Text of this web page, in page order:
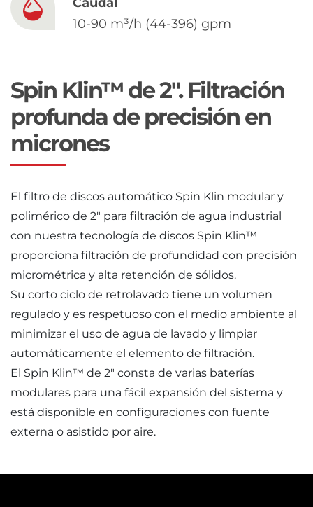
10-90 m³/h (44-396) gpm
Spin Klin™ de 2". Filtración
profunda de precisión en
micrones
El filtro de discos automático Spin Klin modular y
polimérico de 2″ para filtración de agua industrial
con nuestra tecnología de discos Spin Klin™
proporciona filtración de profundidad con precisión
micrométrica y alta retención de sólidos.
Su corto ciclo de retrolavado tiene un volumen
regulado y es respetuoso con el medio ambiente al
minimizar el uso de agua de lavado y limpiar
automáticamente el elemento de filtración.
El Spin Klin™ de 2″ consta de varias baterías
modulares para una fácil expansión del sistema y
está disponible en configuraciones con fuente
externa o asistido por aire.